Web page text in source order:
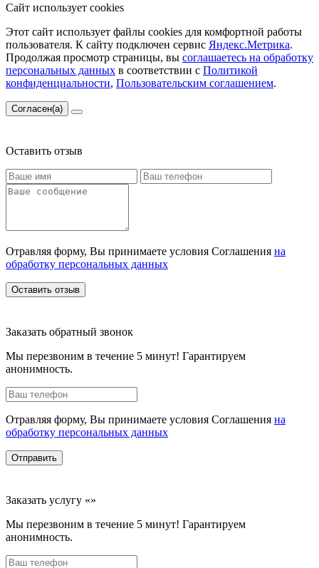
Сайт использует cookies
Этот сайт использует файлы cookies для комфортной работы
пользователя. К сайту подключен сервис Яндекс.Метрика.
Продолжая просмотр страницы, вы соглашаетесь на обработку
персональных данных в соответствии с Политикой
конфиденциальности, Пользовательским соглашением.
Согласен(а)
Оставить отзыв
Отравляя форму, Вы принимаете условия Соглашения на
обработку персональных данных
Оставить отзыв
Заказать обратный звонок
Мы перезвоним в течение 5 минут! Гарантируем
анонимность.
Отравляя форму, Вы принимаете условия Соглашения на
обработку персональных данных
Отправить
Заказать услугу «»
Мы перезвоним в течение 5 минут! Гарантируем
анонимность.